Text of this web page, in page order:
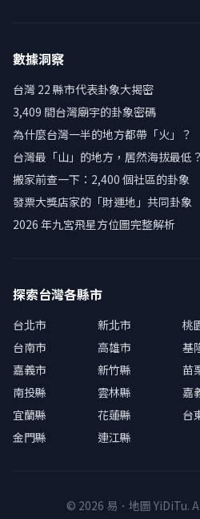
數據洞察
台灣 22 縣市代表卦象大揭密
3,409 間台灣廟宇的卦象密碼
為什麼台灣一半的地方都帶「火」？
台灣最「山」的地方，居然海拔最低？
搬家前查一下：2,400 個社區的卦象
發票大獎店家的「財運地」共同卦象
2026 年九宮飛星方位圖完整解析
探索台灣各縣市
台北市 新北市 桃
台南市
高雄市 基
嘉義市
新竹縣 苗
南投縣
雲林縣 嘉
宜蘭縣
花蓮縣 台
金門縣
連江縣
© 2026 易．地圖 YiDiTu.